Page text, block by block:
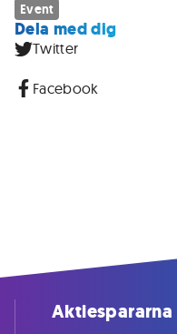
Event
Dela med dig
Twitter
Facebook
Aktiespararna